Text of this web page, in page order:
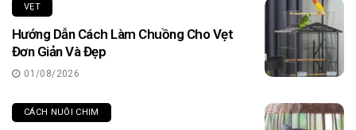
VẸT
Hướng Dẫn Cách Làm Chuồng Cho Vẹt
Đơn Giản Và Đẹp
01/08/2026
CÁCH NUÔI CHIM